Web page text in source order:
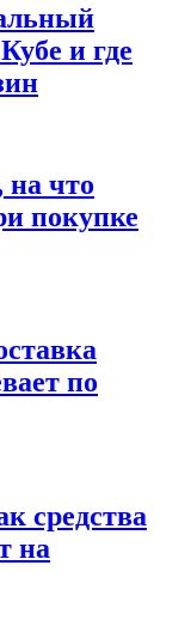
и где
на что
покупке
по
средства
на